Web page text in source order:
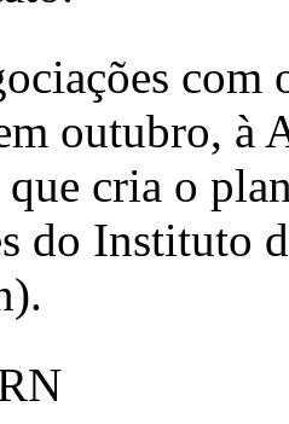
com
outubro, à
cria o
do Instituto